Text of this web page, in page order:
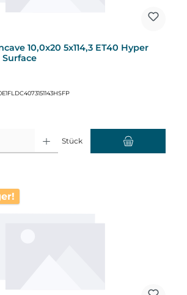
10,0x20 5x114,3 ET40 Hyper
Surface
Stück